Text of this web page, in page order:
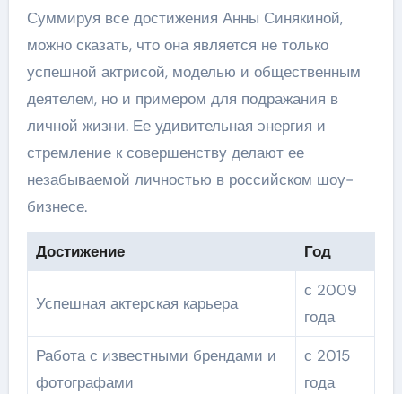
Суммируя все достижения Анны Синякиной,
можно сказать, что она является не только
успешной актрисой, моделью и общественным
деятелем, но и примером для подражания в
личной жизни. Ее удивительная энергия и
стремление к совершенству делают ее
незабываемой личностью в российском шоу-
бизнесе.
Достижение Год
Успешная актерская карьера
с 2009
года
Работа с известными брендами и
фотографами
с 2015
года